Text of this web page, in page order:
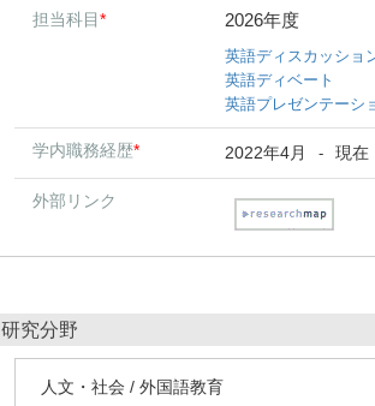
担当科目* 2026年度
英語ディスカッショ
英語ディベート
英語プレゼンテーシ
学内職務経歴* 2022年4月 - 現在
外部リンク
研究分野
人文・社会 / 外国語教育